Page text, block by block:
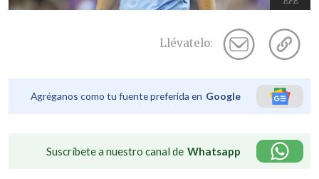
Llévatelo:
Agréganos como tu fuente preferida en Google
Suscríbete a nuestro canal de Whatsapp